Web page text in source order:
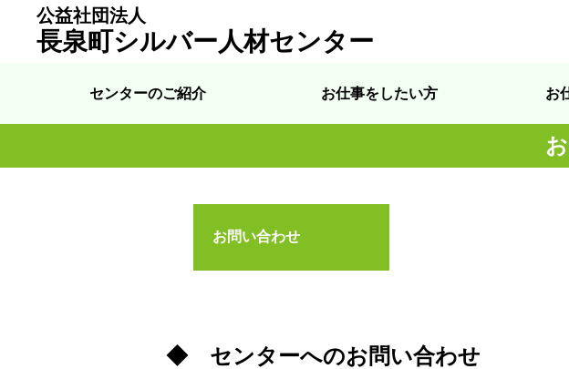
公益社団法人
長泉町シルバー人材センター
センターのご紹介 お仕事をしたい方 お
お問い合わせ
◆ センターへのお問い合わせ